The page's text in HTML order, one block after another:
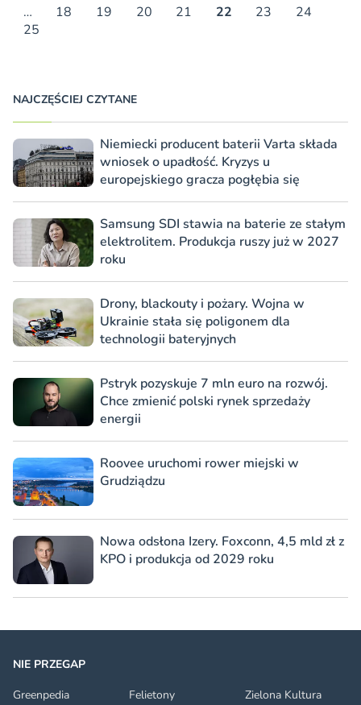
… 18 19 20 21 22 23
24
25
NAJCZĘŚCIEJ CZYTANE
Niemiecki producent baterii Varta składa
wniosek o upadłość. Kryzys u
europejskiego gracza pogłębia się
Samsung SDI stawia na baterie ze stałym
elektrolitem. Produkcja ruszy już w 2027
roku
Drony, blackouty i pożary. Wojna w
Ukrainie stała się poligonem dla
technologii bateryjnych
Pstryk pozyskuje 7 mln euro na rozwój.
Chce zmienić polski rynek sprzedaży
energii
Roovee uruchomi rower miejski w
Grudziądzu
Nowa odsłona Izery. Foxconn, 4,5 mld zł z
KPO i produkcja od 2029 roku
NIE PRZEGAP
Greenpedia
Felietony Zielona Kultura